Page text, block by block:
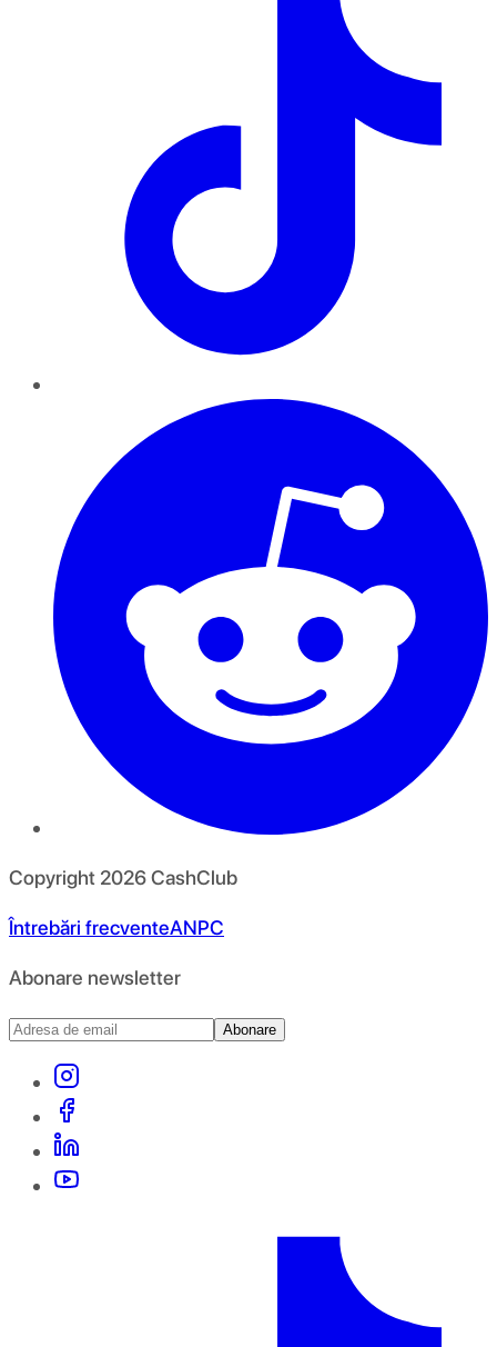
Copyright 2026CashClub
Întrebări frecventeANPC
Abonare newsletter
Abonare